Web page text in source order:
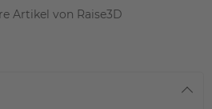
Artikel von Raise3D